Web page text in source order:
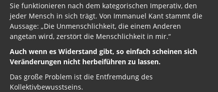
Sie funktionieren nach dem kategorischen Imperativ, den
jeder Mensch in sich trägt. Von Immanuel Kant stammt die
Aussage: „Die Unmenschlichkeit, die einem Anderen
angetan wird, zerstört die Menschlichkeit in mir.“
Auch wenn es Widerstand gibt, so einfach scheinen sich
Veränderungen nicht herbeiführen zu lassen.
Das große Problem ist die Entfremdung des
Kollektivbewusstseins.